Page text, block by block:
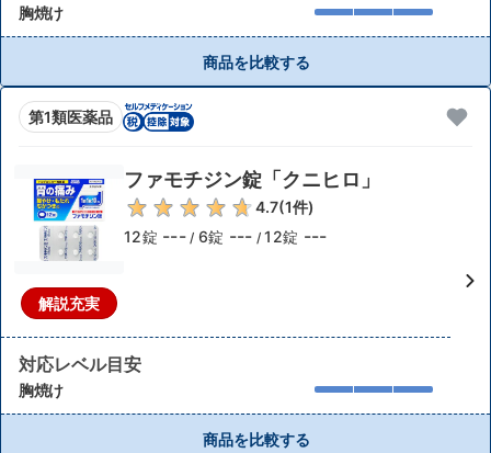
胸焼け
商品を比較する
第1類医薬品
解説充実
ファモチジン錠「クニヒロ」
4.7(1件)
12錠 --- / 6錠 --- / 12錠 ---
対応レベル目安
胸焼け
商品を比較する